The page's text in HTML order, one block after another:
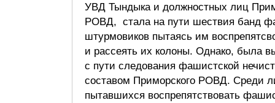
УВД Тындыка и должностных лиц
РОВД, стала на пути шествия банд
штурмовиков пытаясь им
и рассеять их колоны. Однако, была
с пути следования фашистской
составом Приморского РОВД. Среди
пытавшихся воспрепятствовать